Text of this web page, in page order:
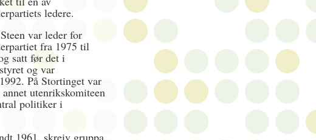
ledere.
var leder for
fra 1975 til
satt før det i
og var
På Stortinget var
utenrikskomiteen
politiker i
1961, skreiv gruppa